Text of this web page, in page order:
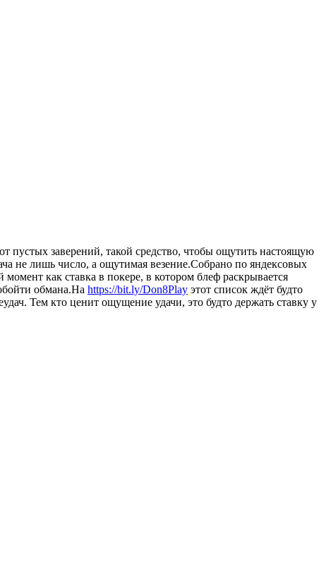
пустых заверений, такой средство, чтобы ощутить настоящую
не лишь число, а ощутимая везение.Собрано по яндексовых
как ставка в покере, в котором блеф раскрывается
обмана.На https://bit.ly/Don8Play этот список ждёт будто
Тем кто ценит ощущение удачи, это будто держать ставку у